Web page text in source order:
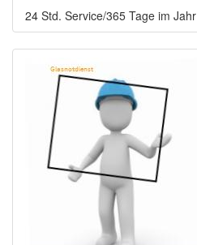
24 Std. Service/365 Tage im Jahr